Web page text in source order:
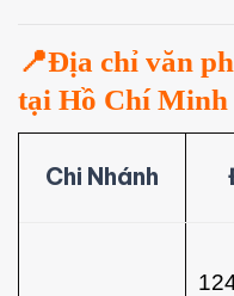
📍Địa chỉ văn
tại Hồ Chí Minh
Chi Nhánh